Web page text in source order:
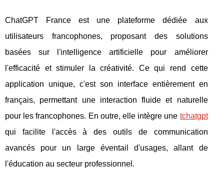
ChatGPT France est une plateforme dédiée aux
utilisateurs francophones, proposant des solutions
basées sur l'intelligence artificielle pour améliorer
l'efficacité et stimuler la créativité. Ce qui rend cette
application unique, c'est son interface entièrement en
français, permettant une interaction fluide et naturelle
pour les francophones. En outre, elle intègre une tchatgpt
qui facilite l'accès à des outils de communication
avancés pour un large éventail d'usages, allant de
l'éducation au secteur professionnel.